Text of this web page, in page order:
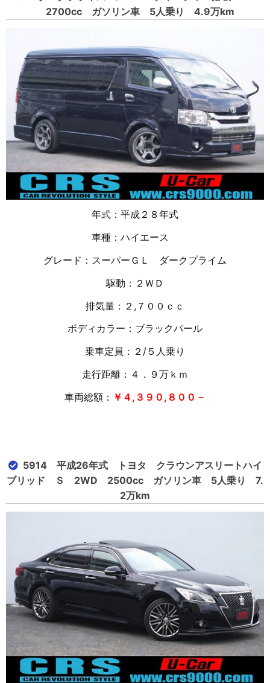
2700cc ガソリン車 5人乗り 4.9万km
年式：平成２８年式
車種：ハイエース
グレード：スーパーＧＬ ダークプライム
駆動：２ＷＤ
排気量：２,７００ｃｃ
ボディカラー：ブラックパール
乗車定員：２/５人乗り
走行距離：４．９万 ｋｍ
車両総額： ￥４,３９０,８００－
5914 平成26年式 トヨタ クラウンアスリートハイ
ブリッド Ｓ 2WD 2500cc ガソリン車 5人乗り 7.
2万km